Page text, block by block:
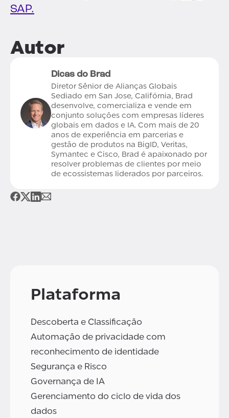
SAP.
Autor
Dicas do Brad
Diretor Sênior de Alianças Globais
Sediado em San Jose, Califórnia, Brad
desenvolve, comercializa e vende em
conjunto soluções com empresas líderes
globais em dados e IA. Com mais de 20
anos de experiência em parcerias e
gestão de produtos na BigID, Veritas,
Symantec e Cisco, Brad é apaixonado por
resolver problemas de clientes por meio
de ecossistemas liderados por parceiros.
Plataforma
Descoberta e Classificação
Automação de privacidade com
reconhecimento de identidade
Segurança e Risco
Governança de IA
Gerenciamento do ciclo de vida dos
dados